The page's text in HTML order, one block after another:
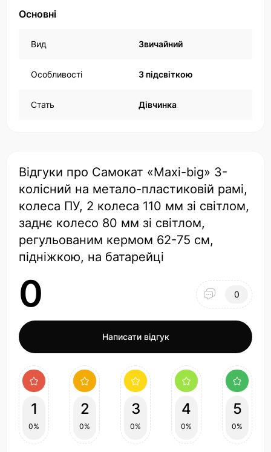
Основні
Вид Звичайний
Особливості З підсвіткою
Стать Дівчинка
Відгуки про Самокат «Maxi-big» 3-
колісний на метало-пластиковій рамі,
колеса ПУ, 2 колеса 110 мм зі світлом,
заднє колесо 80 мм зі світлом,
регульованим кермом 62-75 см,
підніжкою, на батарейці
0 0
Написати відгук
1
0%
2
0%
3
0%
4
0%
5
0%